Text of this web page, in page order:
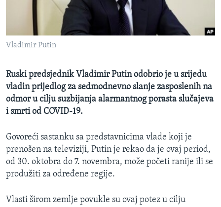
O GLASU AMERIKE
PRATITE NAS
Vladimir Putin
Ruski predsjednik Vladimir Putin odobrio je u srijedu
vladin prijedlog za sedmodnevno slanje zasposlenih na
odmor u cilju suzbijanja alarmantnog porasta slučajeva
i smrti od COVID-19.
Govoreći sastanku sa predstavnicima vlade koji je
prenošen na televiziji, Putin je rekao da je ovaj period,
od 30. oktobra do 7. novembra, može početi ranije ili se
produžiti za određene regije.
Vlasti širom zemlje povukle su ovaj potez u cilju